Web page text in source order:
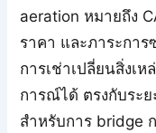
aeration หมายถึง
ราคา และภาระกา
การเช่าเปลี่ยนสิ่งเ
การณ์ได้ ตรงกับระย
สำหรับการ bridge